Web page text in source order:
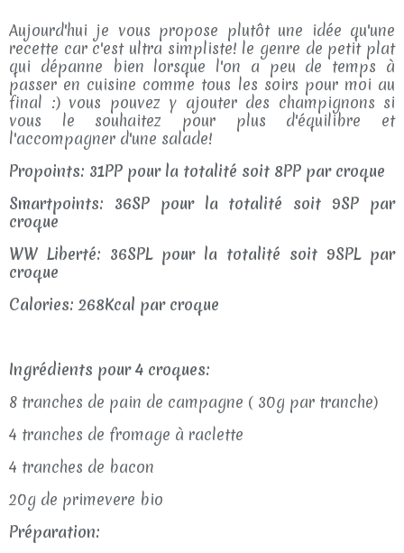
Aujourd'hui je vous propose plutôt une idée qu'une
recette car c'est ultra simpliste! le genre de petit plat
qui dépanne bien lorsque l'on a peu de temps à
passer en cuisine comme tous les soirs pour moi au
final :) vous pouvez y ajouter des champignons si
vous le souhaitez pour plus d'équilibre et
l'accompagner d'une salade!
Propoints: 31PP pour la totalité soit 8PP par croque
Smartpoints: 36SP pour la totalité soit 9SP par
croque
WW Liberté: 36SPL pour la totalité soit 9SPL par
croque
Calories: 268Kcal par croque
Ingrédients pour 4 croques:
8 tranches de pain de campagne ( 30g par tranche)
4 tranches de fromage à raclette
4 tranches de bacon
20g de primevere bio
Préparation: